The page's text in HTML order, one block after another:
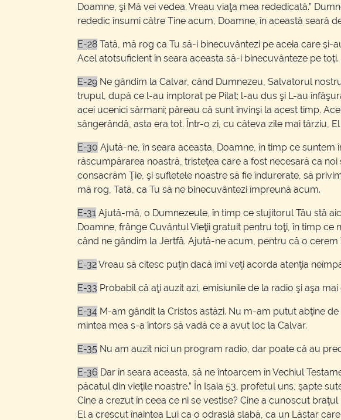
Doamne, şi Mă vei vedea. Vreau viaţa mea rededicată.”
rededic însumi către Tine acum, Doamne, în această seară
E-28 Tată, mă rog ca Tu să-i binecuvântezi pe aceia care
Acel atotsuficient în seara aceasta să-i binecuvânteze pe toţi.
E-29 Ne gândim la Calvar, când Dumnezeu, Salvatorul
trupul, după ce l-au implorat pe Pilat; l-au dus şi L-au
acei ucenici sărmani; păreau că sunt învinşi la acest timp.
sângerândă, asta era tot. Într-o zi, cu câteva zile mai târziu,
E-30 Ajută-ne, în seara aceasta, Doamne, în timp ce
răscumpărarea noastră, tristeţea care a fost necesară ca
consacrăm Ţie, şi sufletele noastre să fie îndurerate, să
mă rog, Tată, ca Tu să ne binecuvântezi împreună acum.
E-31 Ajută-mă, o Dumnezeule, în timp ce slujitorul Tău stă
Doamne, frânge Cuvântul Vieţii gratuit pentru toţi, în timp
când ne gândim la Jertfă. Ajută-ne acum, pentru că o cerem
E-32Vreau să citesc puţin dacă îmi veţi acorda atenţia
E-33 Probabil că aţi auzit azi, emisiunile de la radio şi aşa mai
E-34 M-am gândit la Cristos astăzi. Nu m-am putut abţine
mintea mea s-a întors să vadă ce a avut loc la Calvar.
E-35 Nu am auzit nici un program radio, dar poate că au
E-36 Dar în seara aceasta, să ne întoarcem în Vechiul
păcatul din vieţile noastre.” În Isaia 53, profetul uns, şapte
Cine a crezut în ceea ce ni se vestise? Cine a cunoscut
El a crescut înaintea Lui ca o odraslă slabă, ca un Lăstar